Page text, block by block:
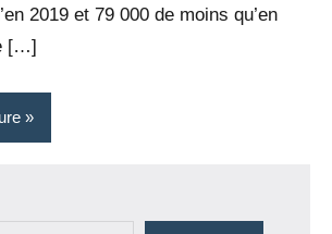
2019 et 79 000 de moins qu’en
[…]